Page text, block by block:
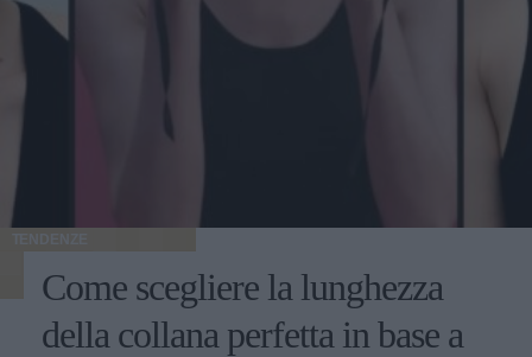
TENDENZE
Come scegliere la lunghezza
della collana perfetta in base a